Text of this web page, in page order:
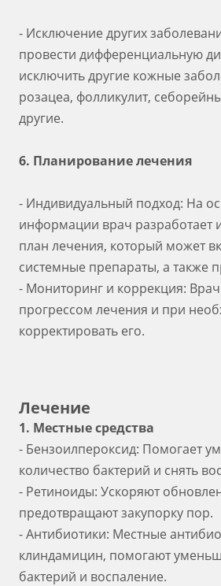
- Исключение других
провести дифференциальную
исключить другие кожные
розацеа, фолликулит,
другие.
6. Планирование лечения
- Индивидуальный подход: На
информации врач разработает
план лечения, который может
системные препараты, а также
- Мониторинг и коррекция: Врач
прогрессом лечения и при
корректировать его.
Лечение
1. Местные средства
- Бензоилпероксид: Помогает
количество бактерий и снять
- Ретиноиды: Ускоряют
предотвращают закупорку пор.
- Антибиотики: Местные
клиндамицин, помогают
бактерий и воспаление.